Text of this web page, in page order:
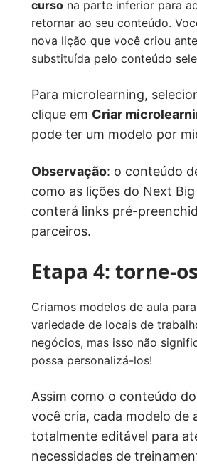
curso na parte inferior para
retornar ao seu conteúdo.
nova lição que você criou
substituída pelo conteúdo
Para microlearning,
clique em Criar
pode ter um modelo por
Observação: o conteúdo
como as lições do Next Big
conterá links pré-
parceiros.
Etapa 4: torne-
Criamos modelos de aula
variedade de locais de
negócios, mas isso não
possa personalizá-los!
Assim como o conteúdo
você cria, cada modelo de
totalmente editável para
necessidades de